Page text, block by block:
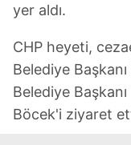
6698 sayılı Kişisel
ilgili mevzuata
almak için lütfen
yer aldı.
CHP heyeti,
Belediye
Belediye
Böcek'i ziyaret